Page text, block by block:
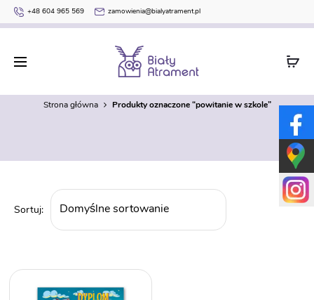
+48 604 965 569 zamowienia@bialyatrament.pl
powitanie w szkole
Strona główna Produkty oznaczone “powitanie w szkole”